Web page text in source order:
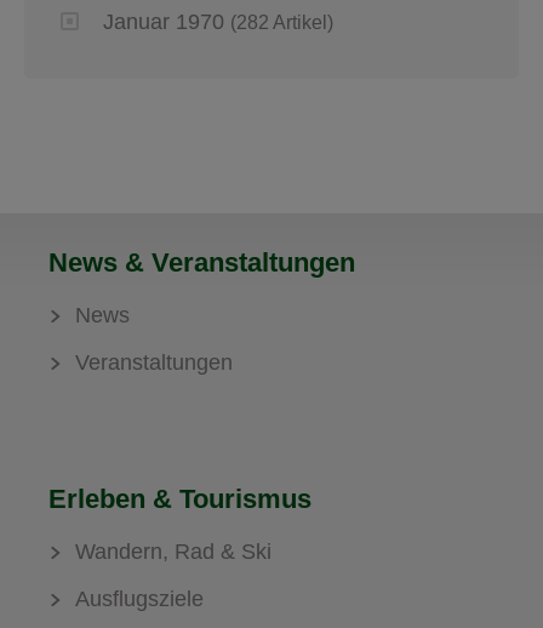
Januar 1970 (282 Artikel)
News & Veranstaltungen
News
Veranstaltungen
Erleben & Tourismus
Wandern, Rad & Ski
Ausflugsziele